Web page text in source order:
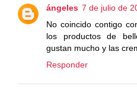
ángeles 7 de julio de
No coincido contigo
los productos de
gustan mucho y las
Responder